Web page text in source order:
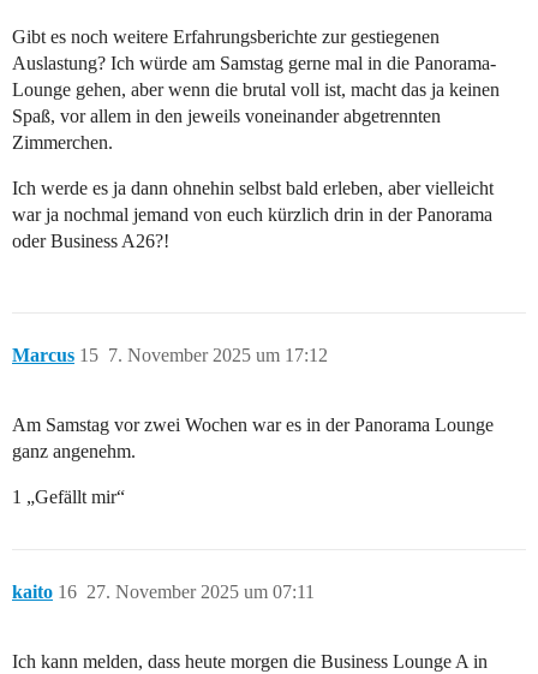
Gibt es noch weitere Erfahrungsberichte zur gestiegenen
Auslastung? Ich würde am Samstag gerne mal in die Panorama-
Lounge gehen, aber wenn die brutal voll ist, macht das ja keinen
Spaß, vor allem in den jeweils voneinander abgetrennten
Zimmerchen.
Ich werde es ja dann ohnehin selbst bald erleben, aber vielleicht
war ja nochmal jemand von euch kürzlich drin in der Panorama
oder Business A26?!
Marcus 7. November 2025 um 17:12
15
Am Samstag vor zwei Wochen war es in der Panorama Lounge
ganz angenehm.
1 „Gefällt mir“
kaito 27. November 2025 um 07:11
16
Ich kann melden, dass heute morgen die Business Lounge A in